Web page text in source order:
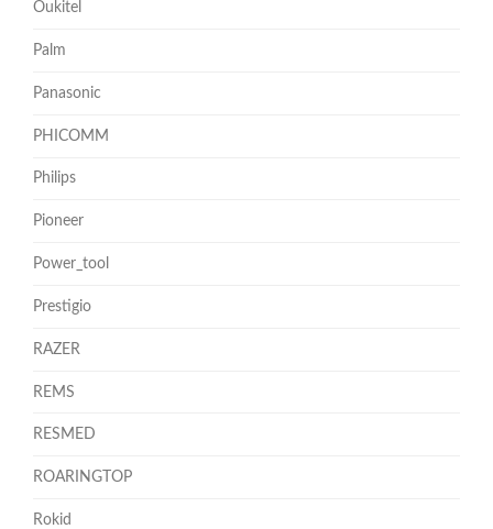
Oukitel
Palm
Panasonic
PHICOMM
Philips
Pioneer
Power_tool
Prestigio
RAZER
REMS
RESMED
ROARINGTOP
Rokid